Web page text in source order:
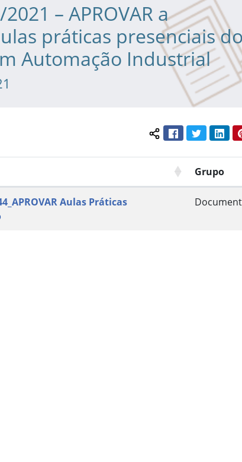
– APROVAR a
práticas presenciais do
Automação Industrial
Compartilhar
FacebookTwitter
Grupo
Aulas Práticas